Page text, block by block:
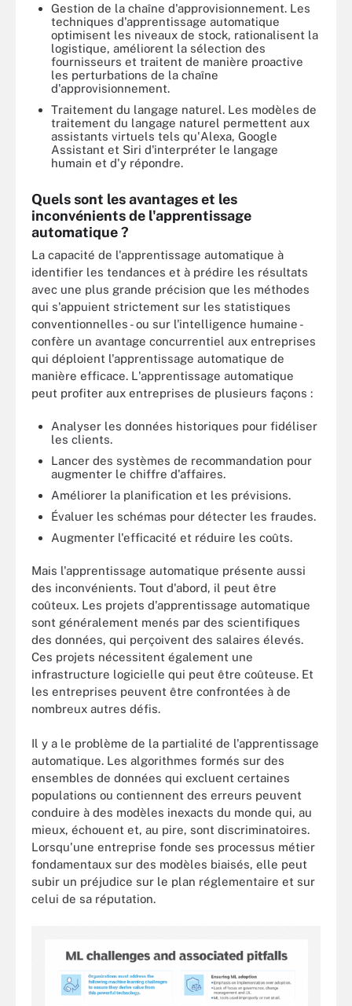
Gestion de la chaîne d'approvisionnement. Les
techniques d'apprentissage automatique
optimisent les niveaux de stock, rationalisent la
logistique, améliorent la sélection des
fournisseurs et traitent de manière proactive
les perturbations de la chaîne
d'approvisionnement.
Traitement du langage naturel. Les modèles de
traitement du langage naturel permettent aux
assistants virtuels tels qu'Alexa, Google
Assistant et Siri d'interpréter le langage
humain et d'y répondre.
Quels sont les avantages et les
inconvénients de l'apprentissage
automatique ?
La capacité de l'apprentissage automatique à
identifier les tendances et à prédire les résultats
avec une plus grande précision que les méthodes
qui s'appuient strictement sur les statistiques
conventionnelles - ou sur l'intelligence humaine -
confère un avantage concurrentiel aux entreprises
qui déploient l'apprentissage automatique de
manière efficace. L'apprentissage automatique
peut profiter aux entreprises de plusieurs façons :
Analyser les données historiques pour fidéliser
les clients.
Lancer des systèmes de recommandation pour
augmenter le chiffre d'affaires.
Améliorer la planification et les prévisions.
Évaluer les schémas pour détecter les fraudes.
Augmenter l'efficacité et réduire les coûts.
Mais l'apprentissage automatique présente aussi
des inconvénients. Tout d'abord, il peut être
coûteux. Les projets d'apprentissage automatique
sont généralement menés par des scientifiques
des données, qui perçoivent des salaires élevés.
Ces projets nécessitent également une
infrastructure logicielle qui peut être coûteuse. Et
les entreprises peuvent être confrontées à de
nombreux autres défis.
Il y a le problème de la partialité de l'apprentissage
automatique. Les algorithmes formés sur des
ensembles de données qui excluent certaines
populations ou contiennent des erreurs peuvent
conduire à des modèles inexacts du monde qui, au
mieux, échouent et, au pire, sont discriminatoires.
Lorsqu'une entreprise fonde ses processus métier
fondamentaux sur des modèles biaisés, elle peut
subir un préjudice sur le plan réglementaire et sur
celui de sa réputation.